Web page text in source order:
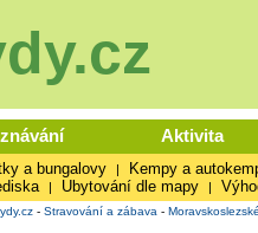
Aktivita
a bungalovy | Kempy a
| Ubytování dle mapy |
- Stravování a zábava -